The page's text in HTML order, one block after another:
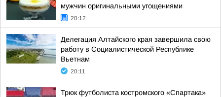
мужчин оригинальными угощениями
20:12
Делегация Алтайского края завершила свою
работу в Социалистической Республике
Вьетнам
20:11
Трюк футболиста костромского «Спартака»